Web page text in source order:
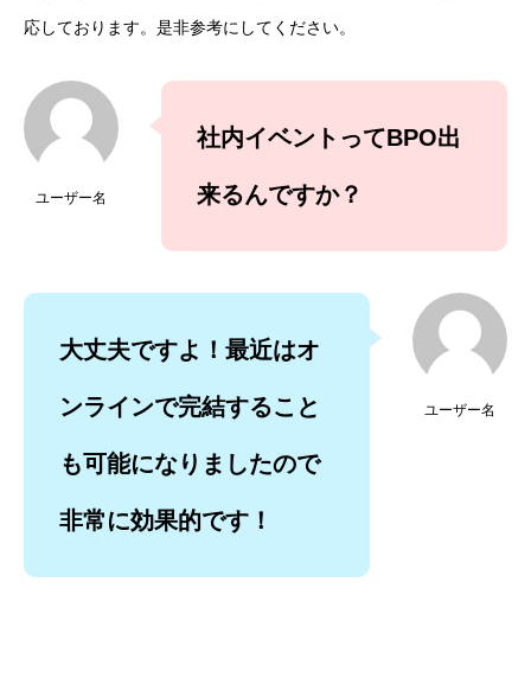
応しております。是非参考にしてください。
ユーザー名
社内イベントってBPO出
来るんですか？
ユーザー名
大丈夫ですよ！最近はオ
ンラインで完結すること
も可能になりましたので
非常に効果的です！